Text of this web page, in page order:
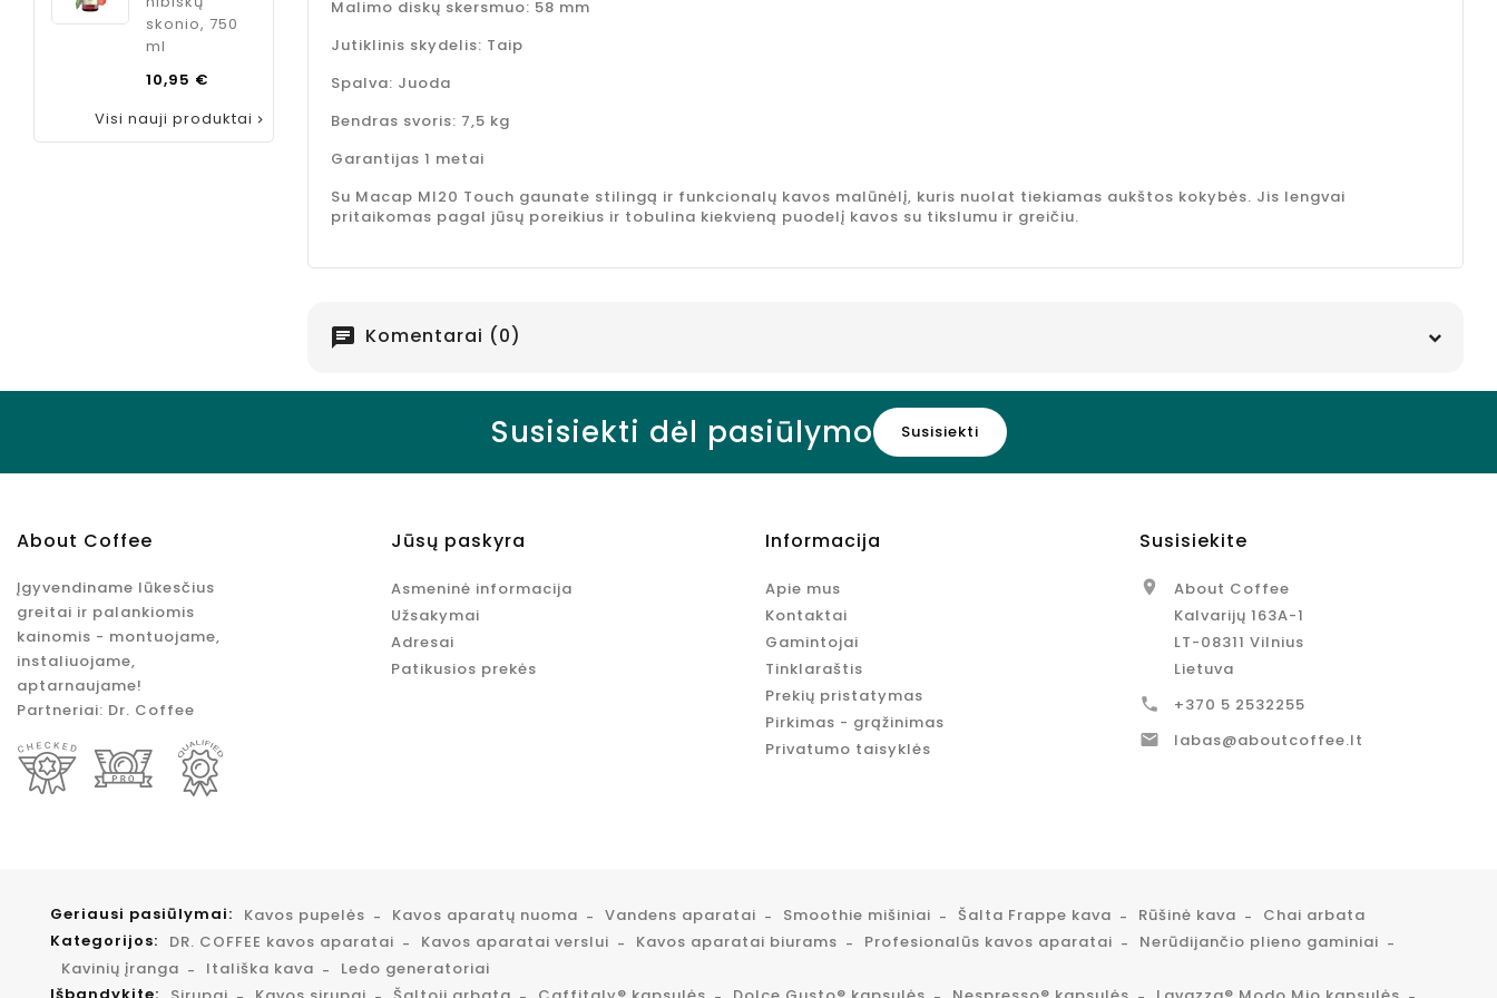
skonio, 750
ml
10,95 €
Visi nauji produktai 
Malimo diskų skersmuo: 58 mm
Jutiklinis skydelis: Taip
Spalva: Juoda
Bendras svoris: 7,5 kg
Garantijas 1 metai
Su Macap MI20 Touch gaunate stilingą ir funkcionalų kavos malūnėlį, kuris nuolat tiekiamas aukštos kokybės. Jis lengvai
pritaikomas pagal jūsų poreikius ir tobulina kiekvieną puodelį kavos su tikslumu ir greičiu.
chat Komentarai (0)
Susisiekti dėl pasiūlymo Susisiekti
About Coffee
Įgyvendiname lūkesčius
greitai ir palankiomis
kainomis - montuojame,
instaliuojame,
aptarnaujame!
Partneriai: Dr. Coffee
Jūsų paskyra
Asmeninė informacija
Užsakymai
Adresai
Patikusios prekės
Informacija
Apie mus
Kontaktai
Gamintojai
Tinklaraštis
Prekių pristatymas
Pirkimas - grąžinimas
Privatumo taisyklės
Susisiekite

About Coffee
Kalvarijų 163A-1
LT-08311 Vilnius
Lietuva
 +370 5 2532255
 labas@aboutcoffee.lt
Geriausi pasiūlymai: Kavos pupelės Kavos aparatų nuoma Vandens aparatai Smoothie mišiniai Šalta Frappe kava Rūšinė kava
Chai arbata
Kategorijos:
DR. COFFEE kavos aparatai Kavos aparatai verslui Kavos aparatai biurams Profesionalūs kavos aparatai
Nerūdijančio plieno gaminiai
Kavinių įranga
Itališka kava
Ledo generatoriai